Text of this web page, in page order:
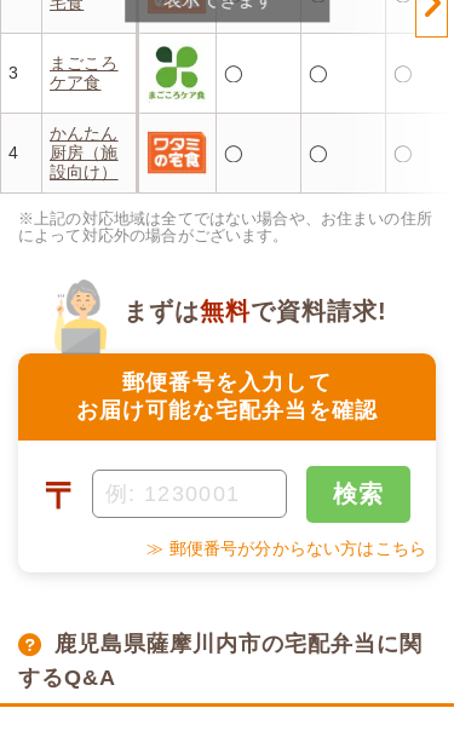
3
まごころ
ケア食
◯ ◯ ◯
4
かんたん
厨房（施
設向け）
◯ ◯ ◯
※上記の対応地域は全てではない場合や、お住まいの住所
によって対応外の場合がございます。
郵便番号を入力して
お届け可能な宅配弁当を確認
まずは無料で資料請求!
〒 検索
≫ 郵便番号が分からない方はこちら
鹿児島県薩摩川内市の宅配弁当に関
するQ&A